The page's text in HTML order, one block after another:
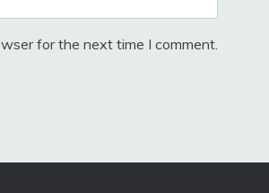
for the next time I comment.